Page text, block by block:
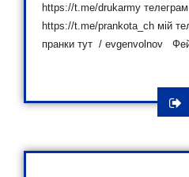
https://t.me/drukarmy
https://t.me/prankota_ch мій
пранки тут / evgenvolnov